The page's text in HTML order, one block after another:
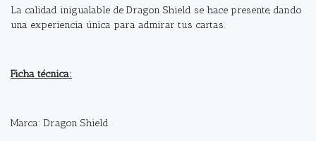
La calidad inigualable de Dragon Shield se hace presente, dando
una experiencia única para admirar tus cartas.
Ficha técnica:
Marca: Dragon Shield